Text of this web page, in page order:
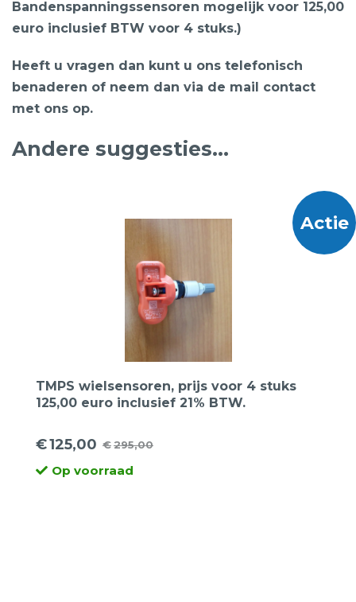
Bandenspanningssensoren mogelijk voor 125,00
euro inclusief BTW voor 4 stuks.)
Heeft u vragen dan kunt u ons telefonisch
benaderen of neem dan via de mail contact
met ons op.
Andere suggesties…
Actie
TMPS wielsensoren, prijs voor 4 stuks
125,00 euro inclusief 21% BTW.
€295,00
Oorspronkelijke
prijs
€125,00
Huidige
prijsOp voorraad